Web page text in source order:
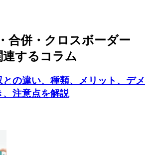
合併・クロスボーダー
するコラム
の違い、種類、メリット、デメ
、注意点を解説